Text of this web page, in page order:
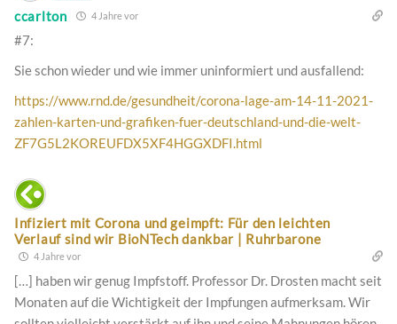
ccarlton 4 Jahre vor
#7:
Sie schon wieder und wie immer uninformiert und ausfallend:
https://www.rnd.de/gesundheit/corona-lage-am-14-11-2021-
zahlen-karten-und-grafiken-fuer-deutschland-und-die-welt-
ZF7G5L2KOREUFDX5XF4HGGXDFI.html
Infiziert mit Corona und geimpft: Für den leichten
Verlauf sind wir BioNTech dankbar | Ruhrbarone
4 Jahre vor
[…] haben wir genug Impfstoff. Professor Dr. Drosten macht seit
Monaten auf die Wichtigkeit der Impfungen aufmerksam. Wir